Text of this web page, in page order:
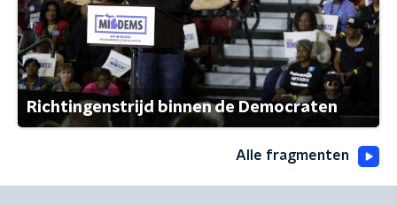
Richtingenstrijd binnen de Democraten
Alle fragmenten